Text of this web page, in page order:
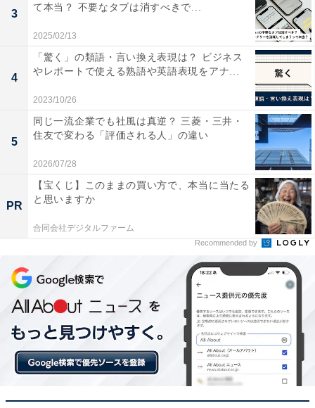
「関わる」「係わる」の例文
前述したとおり、「関わる」と「係わる」は意味の上で
は違いはありません。以下に、「関わる」の表記で用例
を示しますが、「係わる」としても間違いではありませ
ん。
【例文】
「まちづくりに関わる仕事がしたいです」
「普段関わりのない人なので良く知りません」
「計画の根幹に関わる大きな問題です」
3
て本当？ 不要なタブは消すべきで...
2025/02/13
4
「驚く」の類語・言い換え表現は？ ビジネス
やレポートで使える熟語や英語表現をアナ...
2023/10/26
5
同じ一流企業でも社風は真逆？ 三菱・三井・
住友で変わる「評価される人」の違い
2026/07/28
PR
【宝くじ】このままの買い方で、本当に当たる
と思いますか
合同会社デジタルファーム
Recommended by